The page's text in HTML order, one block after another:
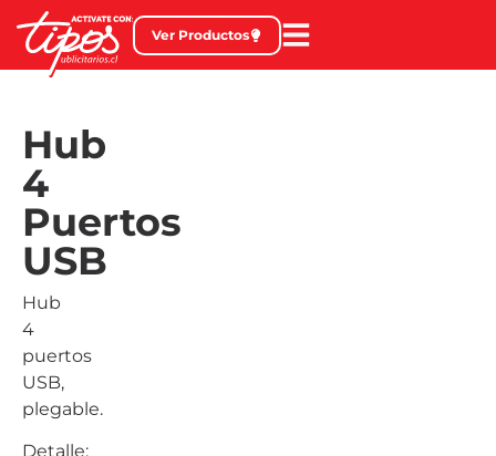
Ver Productos
Hub
4
Puertos
USB
Hub
4
puertos
USB,
plegable.
Detalle: